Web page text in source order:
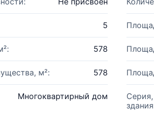
5
578
м²: 578
Многоквартирный дом